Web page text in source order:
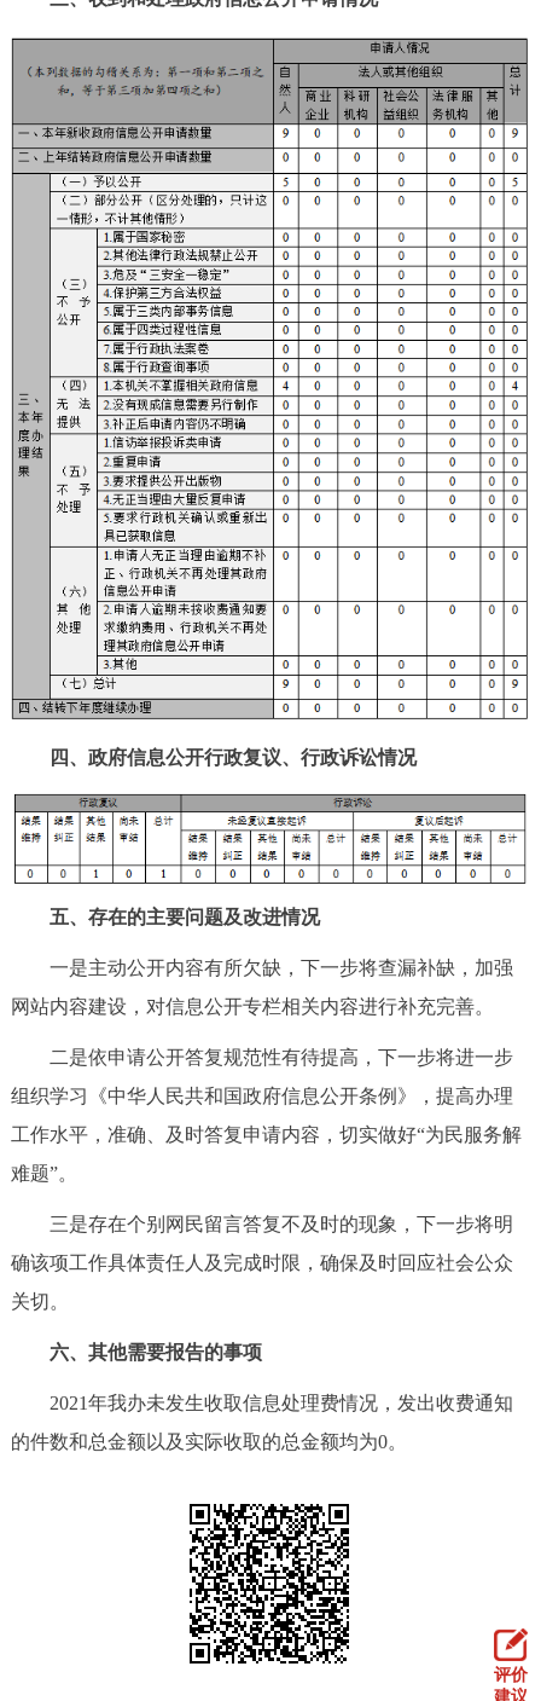
四、政府信息公开行政复议、行政诉讼情况
五、存在的主要问题及改进情况
一是主动公开内容有所欠缺，下一步将查漏补缺，加强
网站内容建设，对信息公开专栏相关内容进行补充完善。
二是依申请公开答复规范性有待提高，下一步将进一步
组织学习《中华人民共和国政府信息公开条例》，提高办理
工作水平，准确、及时答复申请内容，切实做好“为民服务解
难题”。
三是存在个别网民留言答复不及时的现象，下一步将明
确该项工作具体责任人及完成时限，确保及时回应社会公众
关切。
六、其他需要报告的事项
2021年我办未发生收取信息处理费情况，发出收费通知
的件数和总金额以及实际收取的总金额均为0。
评价
建议